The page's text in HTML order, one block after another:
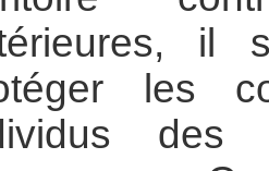
il
les
des